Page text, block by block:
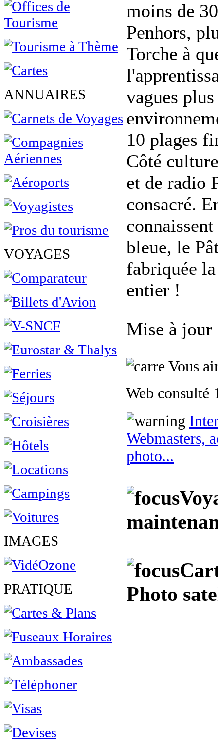
ANNUAIRES
VOYAGES
IMAGES
PRATIQUE
moins de
Penhors,
Torche à
vagues
10 plages
Côté
et de radio
consacré.
bleue, le
fabriquée
entier !
Mise à jour
Vous
Web consulté
Webmasters,
photo...
Photo